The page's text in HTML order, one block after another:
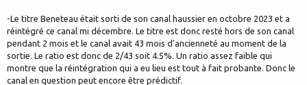
-Le titre Beneteau était sorti de son canal haussier en octobre 2023 et a
réintégré ce canal mi décembre. Le titre est donc resté hors de son canal
pendant 2 mois et le canal avait 43 mois d'ancienneté au moment de la
sortie. Le ratio est donc de 2/43 soit 4.5%. Un ratio assez faible qui
montre que la réintégration qui a eu lieu est tout à fait probante. Donc le
canal en question peut encore être prédictif.